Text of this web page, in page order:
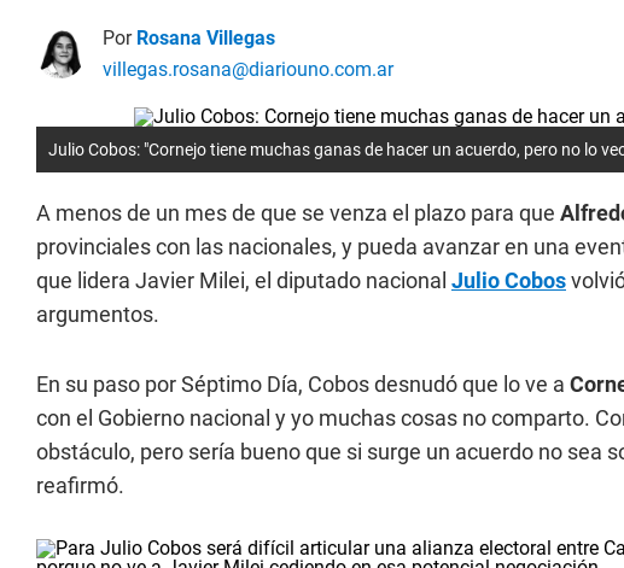
Por Rosana Villegas
villegas.rosana@diariouno.com.ar
Julio Cobos: "Cornejo tiene muchas ganas de hacer un acuerdo, pero no lo
A menos de un mes de que se venza el plazo para que
provinciales con las nacionales, y pueda avanzar en una
que lidera Javier Milei, el diputado nacional Julio Cobos
argumentos.
En su paso por Séptimo Día, Cobos desnudó que lo ve a
con el Gobierno nacional y yo muchas cosas no comparto.
obstáculo, pero sería bueno que si surge un acuerdo no sea
reafirmó.